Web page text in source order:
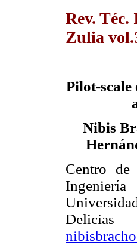
Rev.
Zulia
Pilot-
Nibis
Centro de